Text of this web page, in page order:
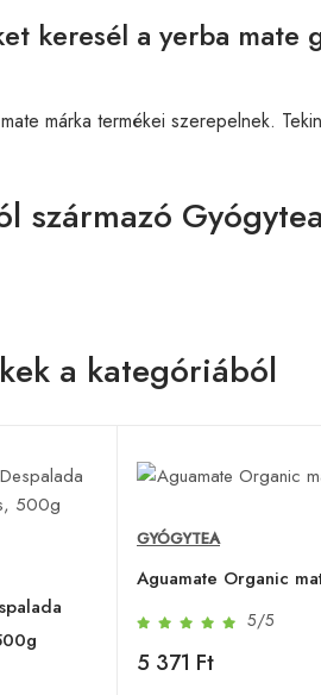
keresél a yerba mate
márka termékei szerepelnek.
származó Gyógytea
a kategóriából
GYÓGYTEA
Aguamate Organic
5/5
5 371 Ft